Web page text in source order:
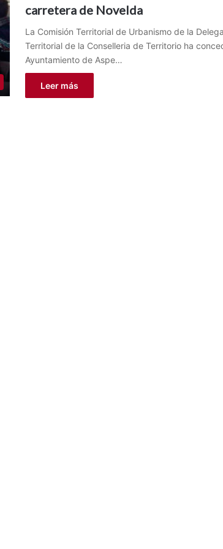
carretera de Novelda
La Comisión Territorial de Urbanismo de la
Territorial de la Conselleria de Territorio ha
Ayuntamiento de Aspe…
Leer más